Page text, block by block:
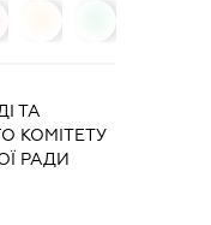
ТА
КОМІТЕТУ
РАДИ